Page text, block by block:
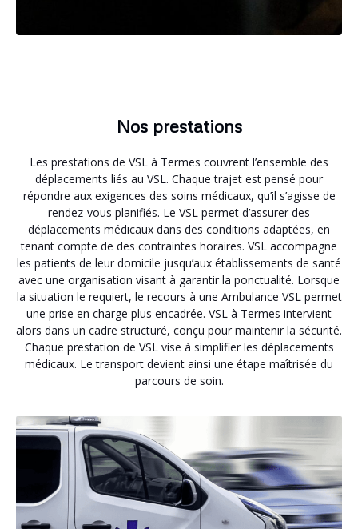
Nos prestations
Les prestations de VSL à Termes couvrent l’ensemble des
déplacements liés au VSL. Chaque trajet est pensé pour
répondre aux exigences des soins médicaux, qu’il s’agisse de
rendez-vous planifiés. Le VSL permet d’assurer des
déplacements médicaux dans des conditions adaptées, en
tenant compte de des contraintes horaires. VSL accompagne
les patients de leur domicile jusqu’aux établissements de santé
avec une organisation visant à garantir la ponctualité. Lorsque
la situation le requiert, le recours à une Ambulance VSL permet
une prise en charge plus encadrée. VSL à Termes intervient
alors dans un cadre structuré, conçu pour maintenir la sécurité.
Chaque prestation de VSL vise à simplifier les déplacements
médicaux. Le transport devient ainsi une étape maîtrisée du
parcours de soin.